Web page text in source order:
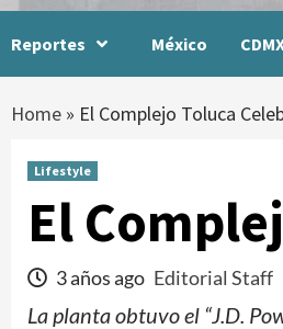
Reportes México
Home » El Complejo Toluca
Lifestyle
El
3 años ago Editorial Staff
La planta obtuvo el “J.D.